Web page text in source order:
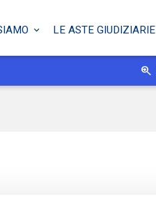
LE ASTE GIUDIZIARIE